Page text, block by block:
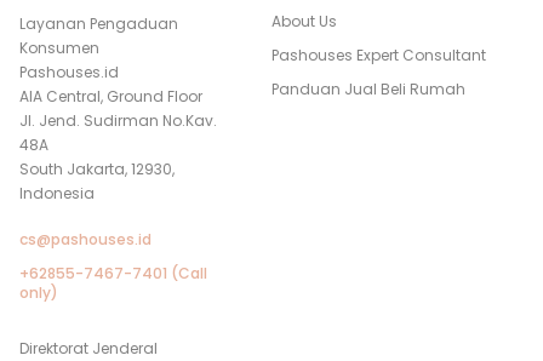
Layanan Pengaduan
Konsumen
Pashouses.id
AIA Central, Ground Floor
Jl. Jend. Sudirman No.Kav.
48A
South Jakarta, 12930,
Indonesia
cs@pashouses.id
+62855-7467-7401 (Call
only)
Direktorat Jenderal
About Us
Pashouses Expert Consultant
Panduan Jual Beli Rumah